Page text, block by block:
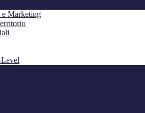
e Marketing